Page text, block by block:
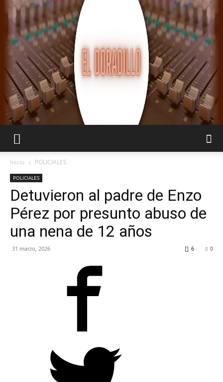
DORADILLO
RADIO
Inicio POLICIALES
POLICIALES
Detuvieron al padre de Enzo
Pérez por presunto abuso de
una nena de 12 años
31 marzo, 2026 0
6